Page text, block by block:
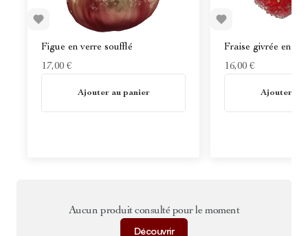
Figue en verre soufflé
17,00 €
Ajouter au panier
Fraise givrée en
16,00 €
Ajouter au
Aucun produit consulté pour le moment
Découvrir